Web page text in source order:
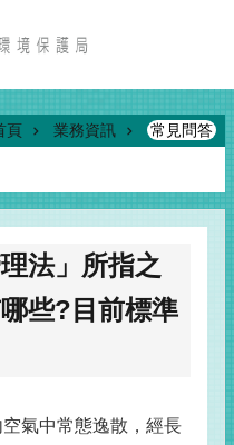
頁 業務資訊 常見問答
法」所指之
些?目前標準
氣中常態逸散，經長